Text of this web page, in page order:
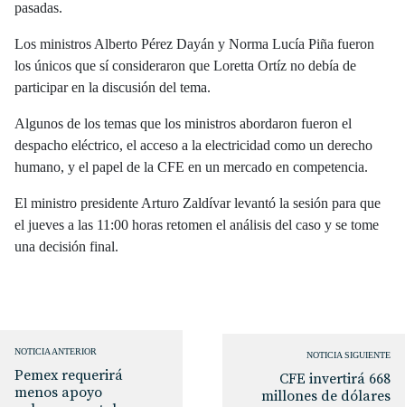
pasadas.
Los ministros Alberto Pérez Dayán y Norma Lucía Piña fueron
los únicos que sí consideraron que Loretta Ortíz no debía de
participar en la discusión del tema.
Algunos de los temas que los ministros abordaron fueron el
despacho eléctrico, el acceso a la electricidad como un derecho
humano, y el papel de la CFE en un mercado en competencia.
El ministro presidente Arturo Zaldívar levantó la sesión para que
el jueves a las 11:00 horas retomen el análisis del caso y se tome
una decisión final.
NOTICIA ANTERIOR
Pemex requerirá
menos apoyo
NOTICIA SIGUIENTE
CFE invertirá 668
millones de dólares